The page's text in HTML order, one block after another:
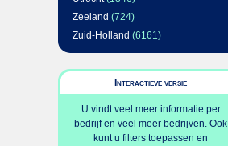
Zeeland (724)
Zuid-Holland (6161)
Interactieve versie
U vindt veel meer informatie per
bedrijf en veel meer bedrijven. Ook
kunt u filters toepassen en